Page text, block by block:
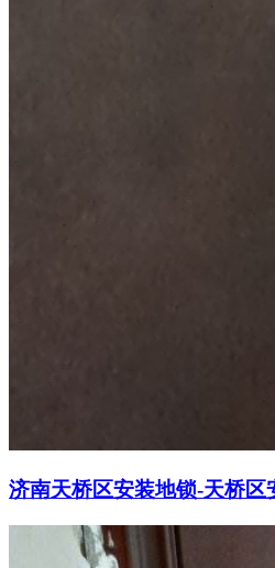
济南天桥区安装地锁-天桥